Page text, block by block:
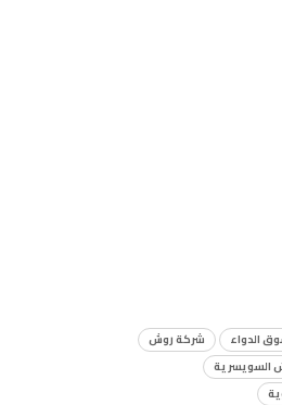
الدواء
شركة روش
السويسرية